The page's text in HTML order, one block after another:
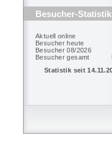
Besucher-Statistik